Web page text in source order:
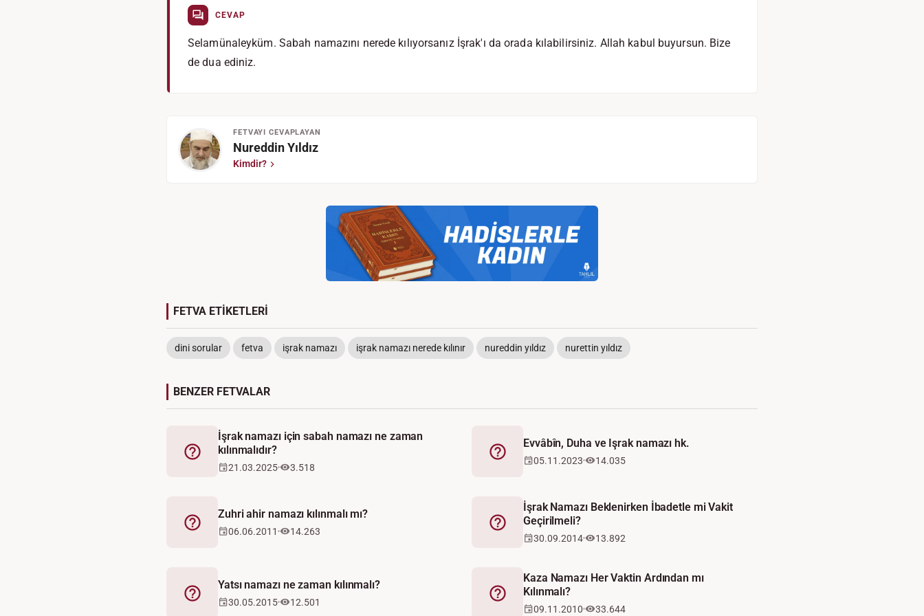
CEVAP
Selamünaleyküm. Sabah namazını nerede kılıyorsanız İşrak'ı da orada kılabilirsiniz. Allah kabul buyursun. Bize
de dua ediniz.
FETVAYI CEVAPLAYAN
Nureddin Yıldız
Kimdir?
FETVA ETİKETLERİ
dini sorular fetva işrak namazı işrak namazı nerede kılınır nureddin yıldız nurettin yıldız
BENZER FETVALAR
Fetva
İşrak namazı için sabah namazı ne zaman
kılınmalıdır?
21.03.2025 3.518
Fetva
Evvâbîn, Duha ve Işrak namazı hk.
05.11.2023 14.035
Fetva
Zuhri ahir namazı kılınmalı mı?
06.06.2011 14.263 Fetva
İşrak Namazı Beklenirken İbadetle mi Vakit
Geçirilmeli?
30.09.2014 13.892
Fetva
Yatsı namazı ne zaman kılınmalı?
30.05.2015 12.501 Fetva
Kaza Namazı Her Vaktin Ardından mı
Kılınmalı?
09.11.2010 33.644